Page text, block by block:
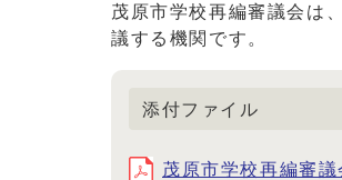
茂原市学校再編審議会は
議する機関です。
添付ファイル
茂原市学校再編審